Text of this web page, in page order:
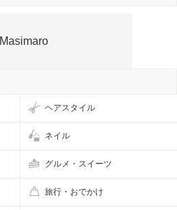
Masimaro
ヘアスタイル
ネイル
グルメ・スイーツ
旅行・おでかけ